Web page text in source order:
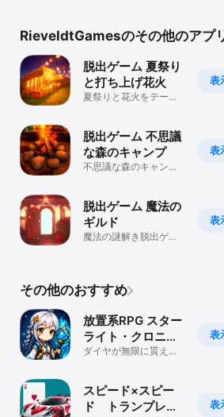
RieveldtGamesのその他のアプ
表
脱出ゲーム 夏祭り
と打ち上げ花火
夏祭りと花火をテーマ
表
脱出ゲーム 不思議
な森のキャンプ
不思議な森のキャンプ
表
脱出ゲーム 魔法の
ギルド
魔法の謎解き脱出ゲー
その他のおすすめ
表
放置系RPG スター
ライト・クロニク
ル
ダイヤが無限に貰える
表
スピード×スピー
ド トランプレー